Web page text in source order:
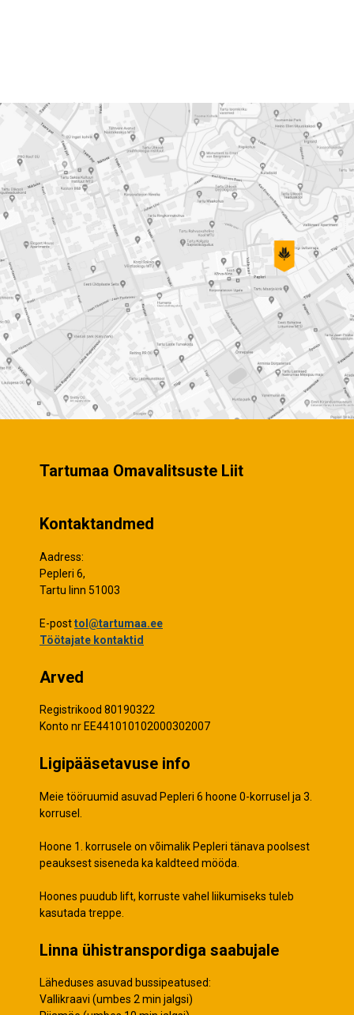
Tartumaa Omavalitsuste Liit
Kontaktandmed
Aadress:
Pepleri 6,
Tartu linn 51003
E-posttol@tartumaa.ee
Töötajate kontaktid
Arved
Registrikood 80190322
Konto nr EE441010102000302007
Ligipääsetavuse info
Meie tööruumid asuvad Pepleri 6 hoone 0-korrusel ja 3.
korrusel.
Hoone 1. korrusele on võimalik Pepleri tänava poolsest
peauksest siseneda ka kaldteed mööda.
Hoones puudub lift, korruste vahel liikumiseks tuleb
kasutada treppe.
Linna ühistranspordiga saabujale
Läheduses asuvad bussipeatused:
Vallikraavi (umbes 2 min jalgsi)